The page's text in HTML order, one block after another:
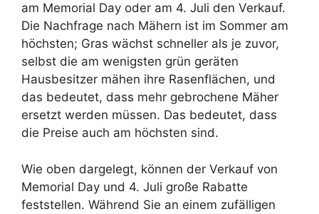
am Memorial Day oder am 4. Juli den Verkauf.
Die Nachfrage nach Mähern ist im Sommer am
höchsten; Gras wächst schneller als je zuvor,
selbst die am wenigsten grün geräten
Hausbesitzer mähen ihre Rasenflächen, und
das bedeutet, dass mehr gebrochene Mäher
ersetzt werden müssen. Das bedeutet, dass
die Preise auch am höchsten sind.
Wie oben dargelegt, können der Verkauf von
Memorial Day und 4. Juli große Rabatte
feststellen. Während Sie an einem zufälligen